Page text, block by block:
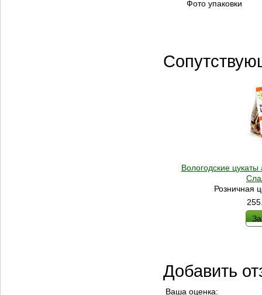
Фото упаковки
Вологодские цукаты
Розничная
Добавить
Ваша оценка: